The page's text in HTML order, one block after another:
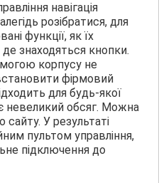
навігація
розібратися, для
функції, як їх
знаходяться кнопки.
корпусу не
фірмовий
для будь-якої
невеликий обсяг. Можна
сайту. У результаті
пультом управління,
підключення до